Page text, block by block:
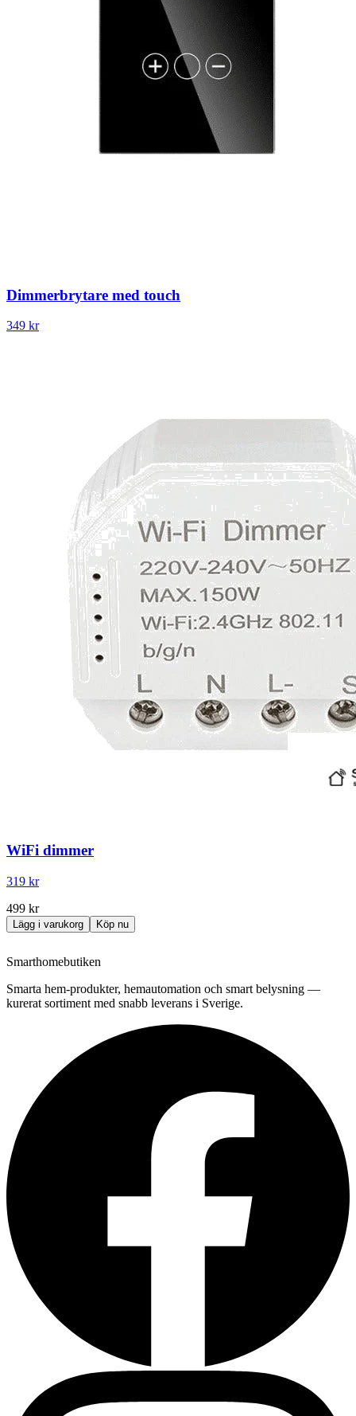
Dimmerbrytare med touch
349 kr
WiFi dimmer
319 kr
499 kr
Lägg i varukorg Köp nu
Smarthomebutiken
Smarta hem-produkter, hemautomation och smart belysning —
kurerat sortiment med snabb leverans i Sverige.